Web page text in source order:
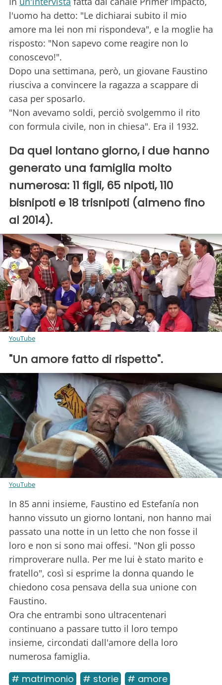
l'uomo ha detto: "Le dichiarai subito il mio
amore ma lei non mi rispondeva", e la moglie ha
risposto: "Non sapevo come reagire non lo
conoscevo!".
Dopo una settimana, però, un giovane Faustino
riusciva a convincere la ragazza a scappare di
casa per sposarlo.
"Non avevamo soldi, perciò svolgemmo il rito
con formula civile, non in chiesa". Era il 1932.
Da quel lontano giorno, i due hanno
generato una famiglia molto
numerosa: 11 figli, 65 nipoti, 110
bisnipoti e 18 trisnipoti (almeno fino
al 2014).
YouTube
"Un amore fatto di rispetto".
YouTube
In 85 anni insieme, Faustino ed Estefanía non
hanno vissuto un giorno lontani, non hanno mai
passato una notte in un letto che non fosse il
loro e non si sono mai offesi. "Non gli posso
rimproverare nulla. Per me lui è stato marito e
fratello", così si esprime la donna quando le
chiedono cosa pensava della sua unione con
Faustino.
Ora che entrambi sono ultracentenari
continuano a passare tutto il loro tempo
insieme, circondati dall'amore della loro
numerosa famiglia.
# matrimonio # storie # amore